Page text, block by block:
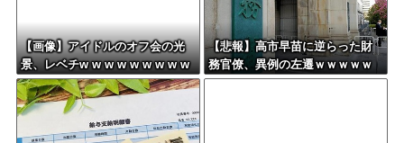
【画像】アイドルのオフ会の光
景、レベチw w w w w w w w w
w w
【悲報】高市早苗に逆らった財
務官僚、異例の左遷ｗｗｗｗｗ
ｗｗｗ